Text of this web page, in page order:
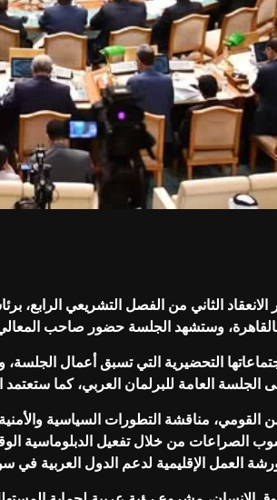
وستشهد الجلسة حضور صاحب
التحضيرية التي تسبق أعمال
العامة للبرلمان العربي، كما ستعتمد
مناقشة التطورات السياسية
الصراعات من خلال تفعيل الدبلوماسية